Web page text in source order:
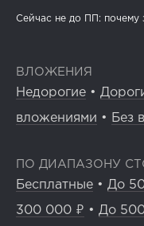
Сейчас не до ПП: почему
ВЛОЖЕНИЯ
Недорогие •
вложениями • Без
ПО ДИАПАЗОНУ
Бесплатные • До
300 000 ₽ • До